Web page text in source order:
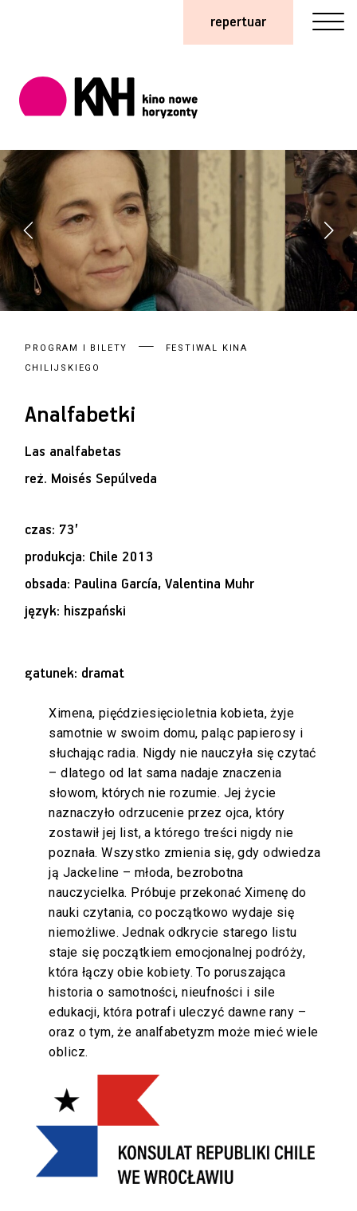
repertuar
PROGRAM I BILETY
FESTIWAL KINA
CHILIJSKIEGO
Analfabetki
Las analfabetas
reż. Moisés Sepúlveda
czas: 73’
produkcja: Chile 2013
obsada: Paulina García, Valentina Muhr
język: hiszpański
gatunek: dramat
Ximena, pięćdziesięcioletnia kobieta, żyje
samotnie w swoim domu, paląc papierosy i
słuchając radia. Nigdy nie nauczyła się czytać
– dlatego od lat sama nadaje znaczenia
słowom, których nie rozumie. Jej życie
naznaczyło odrzucenie przez ojca, który
zostawił jej list, a którego treści nigdy nie
poznała. Wszystko zmienia się, gdy odwiedza
ją Jackeline – młoda, bezrobotna
nauczycielka. Próbuje przekonać Ximenę do
nauki czytania, co początkowo wydaje się
niemożliwe. Jednak odkrycie starego listu
staje się początkiem emocjonalnej podróży,
która łączy obie kobiety. To poruszająca
historia o samotności, nieufności i sile
edukacji, która potrafi uleczyć dawne rany –
oraz o tym, że analfabetyzm może mieć wiele
oblicz.